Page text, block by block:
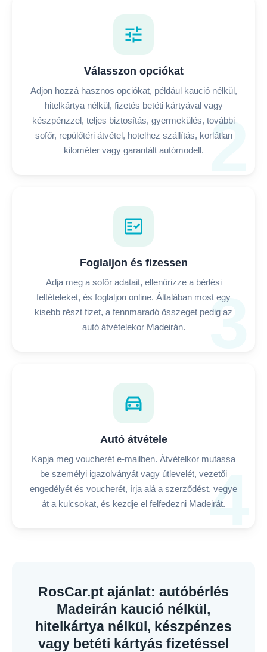
2
tune
Válasszon opciókat
Adjon hozzá hasznos opciókat, például kaució nélkül,
hitelkártya nélkül, fizetés betéti kártyával vagy
készpénzzel, teljes biztosítás, gyermekülés, további
sofőr, repülőtéri átvétel, hotelhez szállítás, korlátlan
kilométer vagy garantált autómodell.
3
fact_check
Foglaljon és fizessen
Adja meg a sofőr adatait, ellenőrizze a bérlési
feltételeket, és foglaljon online. Általában most egy
kisebb részt fizet, a fennmaradó összeget pedig az
autó átvételekor Madeirán.
4
directions_car
Autó átvétele
Kapja meg voucherét e-mailben. Átvételkor mutassa
be személyi igazolványát vagy útlevelét, vezetői
engedélyét és voucherét, írja alá a szerződést, vegye
át a kulcsokat, és kezdje el felfedezni Madeirát.
RosCar.pt ajánlat: autóbérlés
Madeirán kaució nélkül,
hitelkártya nélkül, készpénzes
vagy betéti kártyás fizetéssel